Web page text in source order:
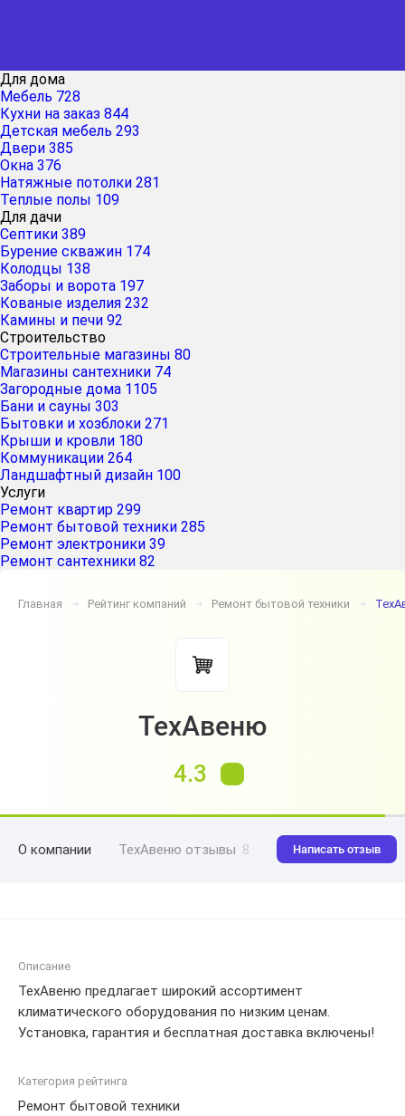
Для дома
Мебель 728
Кухни на заказ 844
Детская мебель 293
Двери 385
Окна 376
Натяжные потолки 281
Теплые полы 109
Для дачи
Септики 389
Бурение скважин 174
Колодцы 138
Заборы и ворота 197
Кованые изделия 232
Камины и печи 92
Строительство
Строительные магазины 80
Магазины сантехники 74
Загородные дома 1105
Бани и сауны 303
Бытовки и хозблоки 271
Крыши и кровли 180
Коммуникации 264
Ландшафтный дизайн 100
Услуги
Ремонт квартир 299
Ремонт бытовой техники 285
Ремонт электроники 39
Ремонт сантехники 82
Главная ➔ Рейтинг компаний ➔ Ремонт бытовой техники ➔
ТехАвеню
4.3
О компании ТехАвеню отзывы 8 Написать отзыв
Описание
ТехАвеню предлагает широкий ассортимент
климатического оборудования по низким ценам.
Установка, гарантия и бесплатная доставка включены!
Категория рейтинга
Ремонт бытовой техники